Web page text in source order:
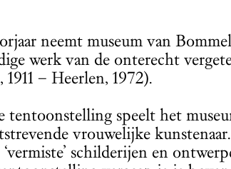
neemt museum van
werk van de onterecht
1911 – Heerlen, 1972).
tentoonstelling speelt het
vrouwelijke
schilderijen en